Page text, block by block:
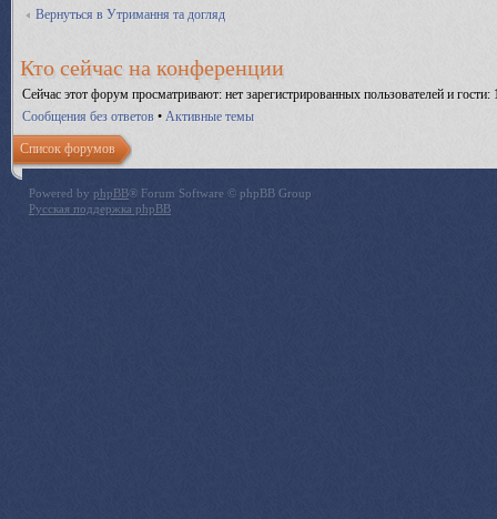
Вернуться в Утримання та догляд
Кто сейчас на конференции
Сейчас этот форум просматривают: нет зарегистрированных пользователей и гости:
Сообщения без ответов • Активные темы
Список форумов
Powered by phpBB® Forum Software © phpBB Group
Русская поддержка phpBB